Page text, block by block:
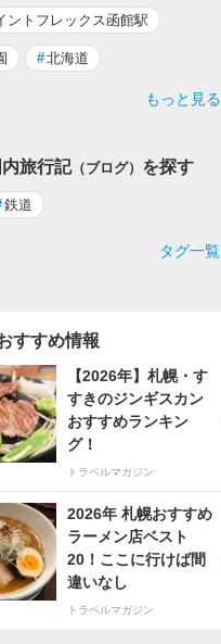
ントフレックス函館駅
#北海道
もっと見る
旅行記（ブログ） を探す
鉄道
タグ一覧
すすめ情報
【2026年】札幌・す
すきのジンギスカン
おすすめランキン
グ！
トラベルマガジン
2026年 札幌おすすめ
ラーメン店ベスト
20！ここに行けば間
違いなし
トラベルマガジン